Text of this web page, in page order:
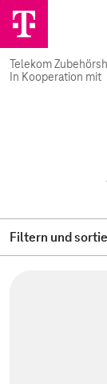
Telekom
In Kooperation mit
Filtern und